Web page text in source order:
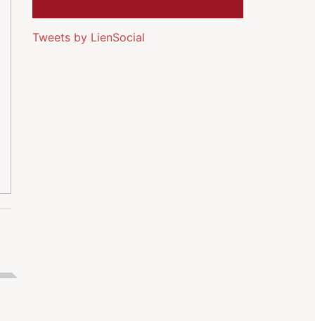
Tweets by LienSocial